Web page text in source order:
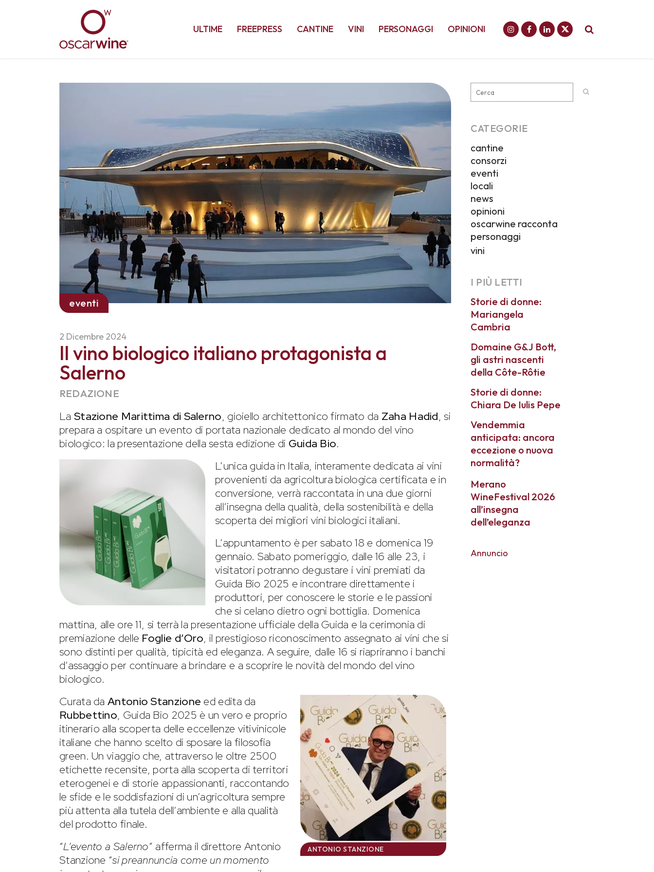
ULTIME FREEPRESS CANTINE VINI PERSONAGGI OPINIONI
eventi
2 Dicembre 2024
Il vino biologico italiano protagonista a
Salerno
REDAZIONE
La Stazione Marittima di Salerno, gioiello architettonico firmato da Zaha Hadid, si
prepara a ospitare un evento di portata nazionale dedicato al mondo del vino
biologico: la presentazione della sesta edizione di Guida Bio.
L’unica guida in Italia, interamente dedicata ai vini
provenienti da agricoltura biologica certificata e in
conversione, verrà raccontata in una due giorni
all’insegna della qualità, della sostenibilità e della
scoperta dei migliori vini biologici italiani.
L’appuntamento è per sabato 18 e domenica 19
gennaio. Sabato pomeriggio, dalle 16 alle 23, i
visitatori potranno degustare i vini premiati da
Guida Bio 2025 e incontrare direttamente i
produttori, per conoscere le storie e le passioni
che si celano dietro ogni bottiglia. Domenica
mattina, alle ore 11, si terrà la presentazione ufficiale della Guida e la cerimonia di
premiazione delle Foglie d’Oro, il prestigioso riconoscimento assegnato ai vini che si
sono distinti per qualità, tipicità ed eleganza. A seguire, dalle 16 si riapriranno i banchi
d’assaggio per continuare a brindare e a scoprire le novità del mondo del vino
biologico.
ANTONIO STANZIONE
Curata da Antonio Stanzione ed edita da
Rubbettino, Guida Bio 2025 è un vero e proprio
itinerario alla scoperta delle eccellenze vitivinicole
italiane che hanno scelto di sposare la filosofia
green. Un viaggio che, attraverso le oltre 2500
etichette recensite, porta alla scoperta di territori
eterogenei e di storie appassionanti, raccontando
le sfide e le soddisfazioni di un’agricoltura sempre
più attenta alla tutela dell’ambiente e alla qualità
del prodotto finale.
“L’evento a Salerno” afferma il direttore Antonio
Stanzione “si preannuncia come un momento
CATEGORIE
cantine
consorzi
eventi
locali
news
opinioni
oscarwine racconta
personaggi
vini
I PIÙ LETTI
Storie di donne:
Mariangela
Cambria
Domaine G&J Bott,
gli astri nascenti
della Côte-Rôtie
Storie di donne:
Chiara De Iulis Pepe
Vendemmia
anticipata: ancora
eccezione o nuova
normalità?
Merano
WineFestival 2026
all’insegna
dell’eleganza
Annuncio